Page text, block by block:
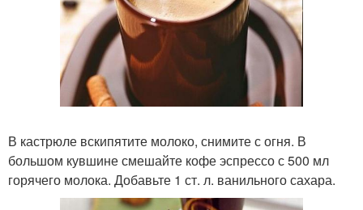
В кастрюле вскипятите молоко, снимите с огня. В
большом кувшине смешайте кофе эспрессо с 500 мл
горячего молока. Добавьте 1 ст. л. ванильного сахара.